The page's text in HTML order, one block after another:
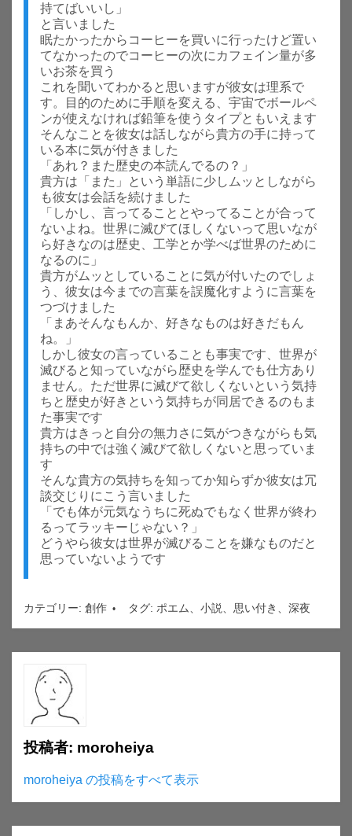
持てばいいし」
と言いました
眠たかったからコーヒーを買いに行ったけど置い
てなかったのでコーヒーの次にカフェイン量が多
いお茶を買う
これを聞いてわかると思いますが彼女は理系で
す。目的のために手順を変える、宇宙でボールペ
ンが使えなければ鉛筆を使うタイプともいえます
そんなことを彼女は話しながら貴方の手に持って
いる本に気が付きました
「あれ？また歴史の本読んでるの？」
貴方は「また」という単語に少しムッとしながら
も彼女は会話を続けました
「しかし、言ってることとやってることが合って
ないよね。世界に滅びてほしくないって思いなが
ら好きなのは歴史、工学とか学べば世界のために
なるのに」
貴方がムッとしていることに気が付いたのでしょ
う、彼女は今までの言葉を誤魔化すように言葉を
つづけました
「まあそんなもんか、好きなものは好きだもん
ね。」
しかし彼女の言っていることも事実です、世界が
滅びると知っていながら歴史を学んでも仕方あり
ません。ただ世界に滅びて欲しくないという気持
ちと歴史が好きという気持ちが同居できるのもま
た事実です
貴方はきっと自分の無力さに気がつきながらも気
持ちの中では強く滅びて欲しくないと思っていま
す
そんな貴方の気持ちを知ってか知らずか彼女は冗
談交じりにこう言いました
「でも体が元気なうちに死ぬでもなく世界が終わ
るってラッキーじゃない？」
どうやら彼女は世界が滅びることを嫌なものだと
思っていないようです
カテゴリー: 創作 タグ: ポエム、 小説、 思い付き 、 深夜
投稿者: moroheiya
moroheiya の投稿をすべて表示